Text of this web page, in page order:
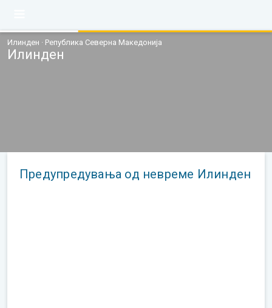
Илинден · Република Северна Македонија
Илинден
Предупредувања од невреме Илинден